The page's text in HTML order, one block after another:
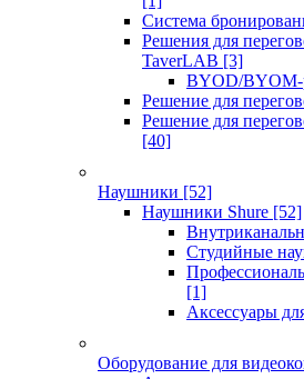
Система
Решения для
TaverLAB [3]
BYOD/BYOM-
Решение для
Решение для
[40]
Наушники [52]
Наушники Shure [52]
Студийные
[1]
Аксессуары
Оборудование для